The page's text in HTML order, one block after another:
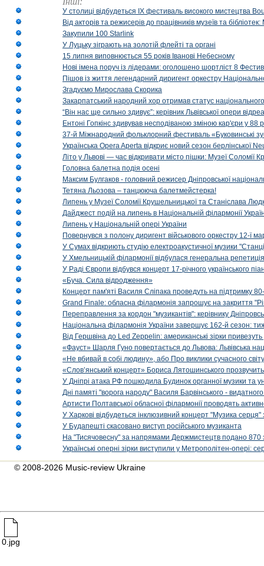
У столиці відбудеться IX фестиваль високого мистецтва
Від акторів та режисерів до працівників музеїв та
Закупили 100 Starlink
У Луцьку зіграють на золотій флейті та органі
15 липня виповнюється 55 років Іванові Небесному
Нові імена поруч із лідерами: оголошено шортліст 8
Пішов із життя легендарний диригент оркестру
Згадуємо Мирослава Скорика
Закарпатський народний хор отримав статус національного
“Він нас ще сильно здивує”: керівник Львівської опери
Ентоні Гопкінс здивував несподіваною зміною кар'єри у 88
37-й Міжнародний фольклорний фестиваль «Буковинські
Українська Opera Aperta відкриє новий сезон берлінської
Літо у Львові — час відкривати місто пішки: Музеї Соломії
Головна балетна подія осені
Максим Булгаков - головний режисер Дніпровської
Тетяна Льозова – танцююча балетмейстерка!
Липень у Музеї Соломії Крушельницької та Станіслава
Дайджест подій на липень в Національній філармонії
Липень у Національній опері України
Повернувся з полону диригент військового оркестру 12-ї
У Сумах відкриють студію електроакустичної музики
У Хмельницькій філармонії відбулася генеральна
У Раді Європи відбувся концерт 17-річного українського
«Буча. Сила відродження»
Концерт пам'яті Василя Сліпака проведуть на підтримку
Grand Finale: обласна філармонія запрошує на закриття
Переправлення за кордон "музикантів": керівнику
Національна філармонія України завершує 162-й сезон:
Від Гершвіна до Led Zeppelin: американські зірки
«Фауст» Шарля Гуно повертається до Львова: Львівська
«Не вбивай в собі людину», або Про виклики сучасного світу
«Слов’янський концерт» Бориса Лятошинського
У Дніпрі атака РФ пошкодила Будинок органної музики та
Дні памяті "ворога народу" Василя Барвінського -
Артисти Полтавської обласної філармонії проводять
У Харкові відбудеться інклюзивний концерт "Музика
У Будапешті скасовано виступ російського музиканта
На "Тисячовесну" за напрямами Держмистецтв подано 870
Українські оперні зірки виступили у Метрополітен-опері:
© 2008-2026 Music-review Ukraine
0.jpg